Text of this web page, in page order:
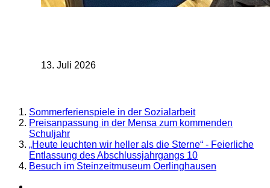
13. Juli 2026
Sommerferienspiele in der Sozialarbeit
Preisanpassung in der Mensa zum kommenden
Schuljahr
„Heute leuchten wir heller als die Sterne“ - Feierliche
Entlassung des Abschlussjahrgangs 10
Besuch im Steinzeitmuseum Oerlinghausen